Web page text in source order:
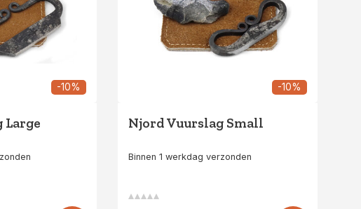
-10%
Large
-10%
Njord Vuurslag Small
Binnen 1 werkdag verzonden